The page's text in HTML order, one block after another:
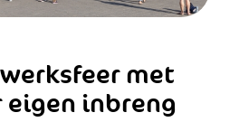
met
inbreng